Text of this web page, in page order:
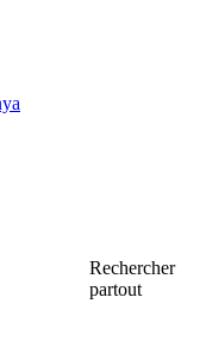
Rechercher
partout